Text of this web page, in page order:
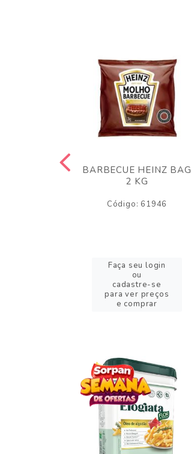
BARBECUE HEINZ BAG
2 KG
Código: 61946
Faça seu login
ou
cadastre-se
para ver preços
e comprar